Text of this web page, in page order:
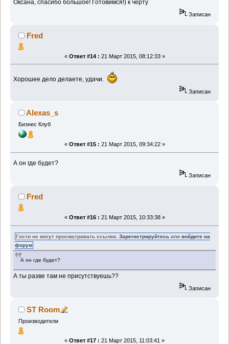
Оксана, спасибо большое! Готовимся!) к черту
Записан
Fred
« Ответ #14 : 21 Март 2015, 08:12:33 »
Хорошее дело делаете, удачи.
Записан
Alexas_s
Бизнес Клуб
« Ответ #15 : 21 Март 2015, 09:34:22 »
А он где будет?
Записан
Fred
« Ответ #16 : 21 Март 2015, 10:33:38 »
Гости не могут просматривать ссылки.Зарегистрируйтесь иливойдите на
форум
А он где будет?
А ты разве там не присутствуешь??
Записан
ST Room
Производители
« Ответ #17 : 21 Март 2015, 11:03:41 »